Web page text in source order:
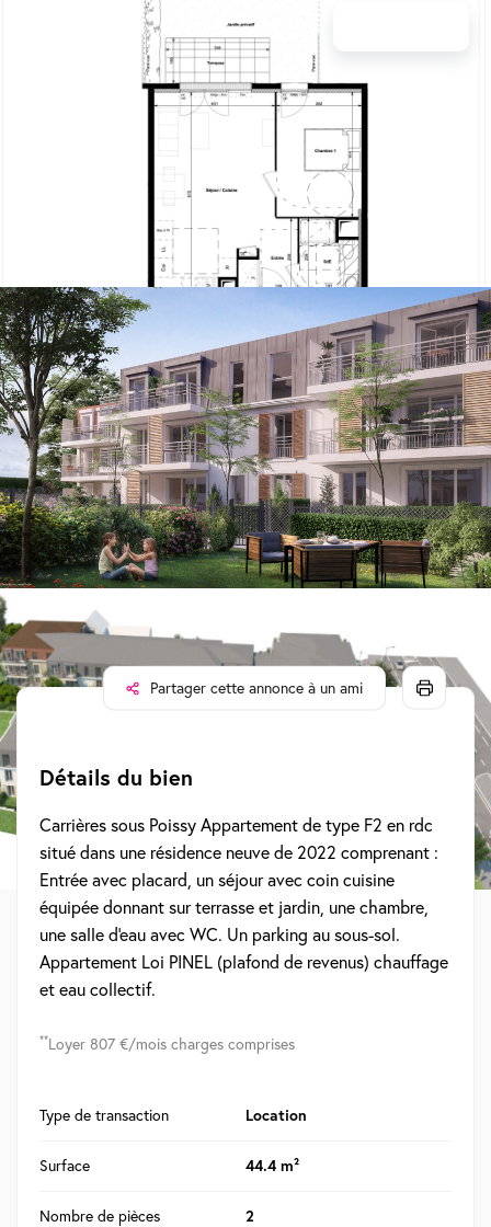
Appartement sur Carrières Sous Poissy
2 pièces
CARRIERES SOUS POISSY
807 €/mois CC Ref: 103916
Obtenir le prix
44 m² 2 pièces 1 chambre
SAINT-LOUIS POISSY IMMOBILIER
7 Boulevard de la Paix, 78300 Poissy
Voir les infos de l'agence
Partager cette annonce à un ami
Détails du bien
Carrières sous Poissy Appartement de type F2 en rdc
situé dans une résidence neuve de 2022 comprenant :
Entrée avec placard, un séjour avec coin cuisine
équipée donnant sur terrasse et jardin, une chambre,
une salle d'eau avec WC. Un parking au sous-sol.
Appartement Loi PINEL (plafond de revenus) chauffage
et eau collectif.
**Loyer 807 €/mois charges comprises
Type de transaction Location
Surface 44.4 m²
Nombre de pièces 2